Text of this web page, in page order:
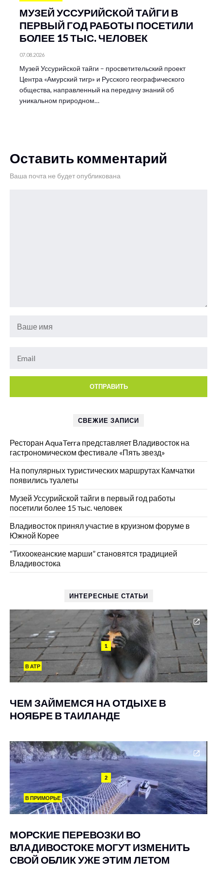
МУЗЕЙ УССУРИЙСКОЙ ТАЙГИ В
ПЕРВЫЙ ГОД РАБОТЫ ПОСЕТИЛИ
БОЛЕЕ 15 ТЫС. ЧЕЛОВЕК
07.08.2026
Музей Уссурийской тайги – просветительский проект
Центра «Амурский тигр» и Русского географического
общества, направленный на передачу знаний об
уникальном природном…
Оставить комментарий
Ваша почта не будет опубликована
СВЕЖИЕ ЗАПИСИ
Ресторан AquaTerra представляет Владивосток на
гастрономическом фестивале «Пять звезд»
На популярных туристических маршрутах Камчатки
появились туалеты
Музей Уссурийской тайги в первый год работы
посетили более 15 тыс. человек
Владивосток принял участие в круизном форуме в
Южной Корее
“Тихоокеанские марши” становятся традицией
Владивостока
ИНТЕРЕСНЫЕ СТАТЬИ
1
В АТР
ЧЕМ ЗАЙМЕМСЯ НА ОТДЫХЕ В
НОЯБРЕ В ТАИЛАНДЕ
2
В ПРИМОРЬЕ
МОРСКИЕ ПЕРЕВОЗКИ ВО
ВЛАДИВОСТОКЕ МОГУТ ИЗМЕНИТЬ
СВОЙ ОБЛИК УЖЕ ЭТИМ ЛЕТОМ